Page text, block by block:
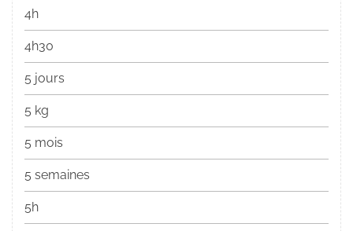
4h
4h30
5 jours
5 kg
5 mois
5 semaines
5h